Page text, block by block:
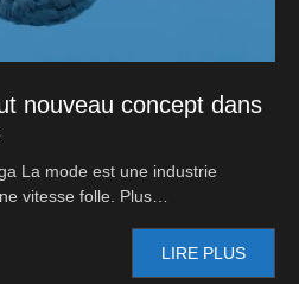
nouveau concept dans
La mode est une industrie
vitesse folle. Plus…
LIRE PLUS